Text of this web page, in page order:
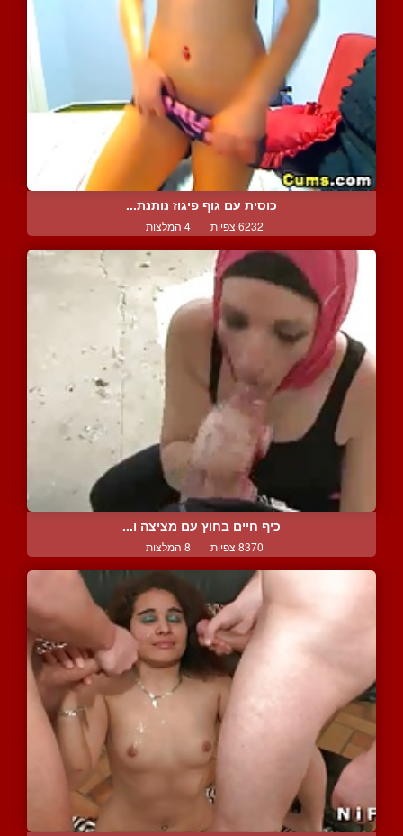
כוסית עם גוף פיגוז נותנת...
6232 צפיות | 4 המלצות
כיף חיים בחוץ עם מציצה ו...
8370 צפיות | 8 המלצות